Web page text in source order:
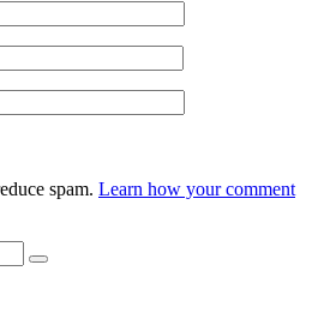
spam. Learn how your comment